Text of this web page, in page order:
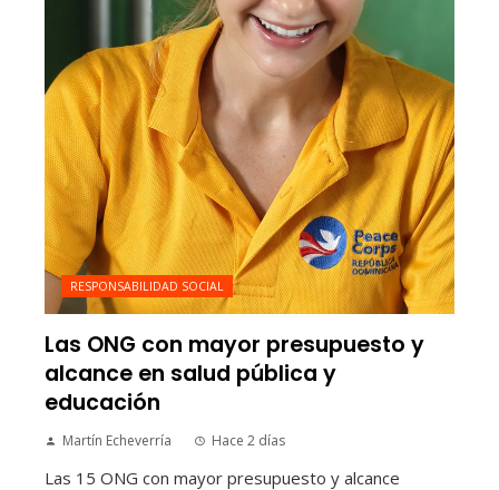
RESPONSABILIDAD SOCIAL
Las ONG con mayor presupuesto y
alcance en salud pública y
educación
Martín Echeverría Hace 2 días
Las 15 ONG con mayor presupuesto y alcance